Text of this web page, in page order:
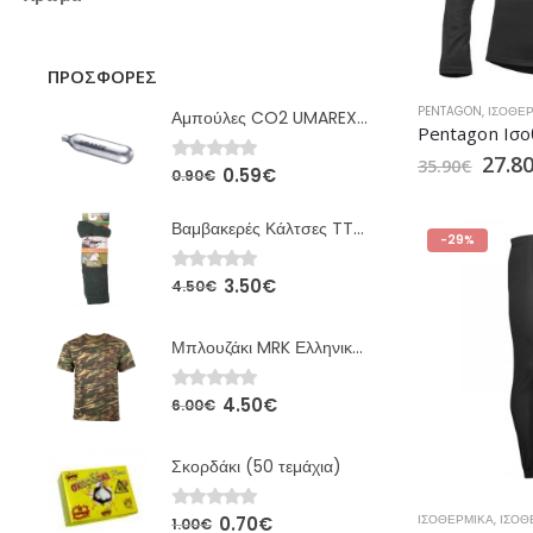
PENTAGON,
35.90€ 27.80
-29%
ΙΣΟΘΕΡΜΙΚΆ,
ΠΡΟΣΦΟΡΈΣ
Αμπούλες CO2 UMAREX 12gr
0out of 5
0.90€ 0.59€
Βαμβακερές Κάλτσες TTKs Χακί MRK
0out of 5
4.50€ 3.50€
Μπλουζάκι MRK Ελληνικής Παραλλαγής
0out of 5
6.00€ 4.50€
Σκορδάκι (50 τεμάχια)
0 out of 5
1.00€ 0.70€